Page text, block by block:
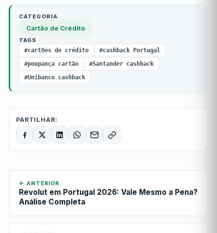
CATEGORIA
Cartão de Crédito
TAGS
#cartões de crédito
#cashback Portugal
#poupança cartão
#Santander cashback
#Unibanco cashback
PARTILHAR:
← ANTERIOR
Revolut em Portugal 2026: Vale Mesmo a Pena?
Análise Completa